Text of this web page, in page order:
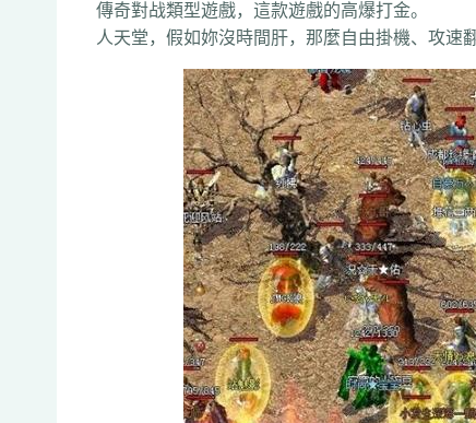
傳奇對战類型遊戲，這款遊戲的高爆打金。
人天堂，假如妳沒時間肝，那麼自由掛機、攻速